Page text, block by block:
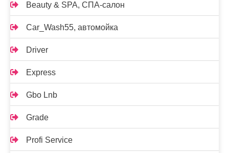
Beauty & SPA, СПА-салон
Car_Wash55, автомойка
Driver
Express
Gbo Lnb
Grade
Profi Service